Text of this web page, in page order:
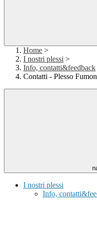
Home >
I nostri plessi >
Info, contatti&feedback
Contatti - Plesso
I nostri plessi
Info,